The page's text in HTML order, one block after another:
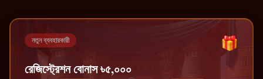
নতুন ব্যবহারকারী 🎁
রেজিস্ট্রেশন বোনাস ৳৫,০০০